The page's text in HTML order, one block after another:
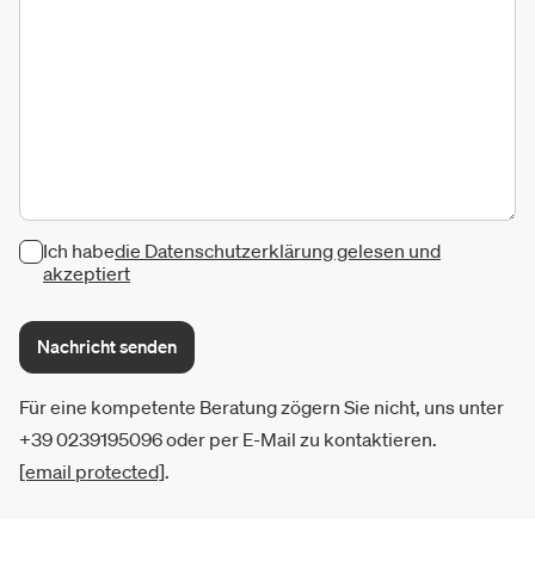
Ich habedie Datenschutzerklärung gelesen und
akzeptiert
Nachricht senden
Für eine kompetente Beratung zögern Sie nicht, uns unter
+39 0239195096 oder per E-Mail zu kontaktieren.
[email protected].